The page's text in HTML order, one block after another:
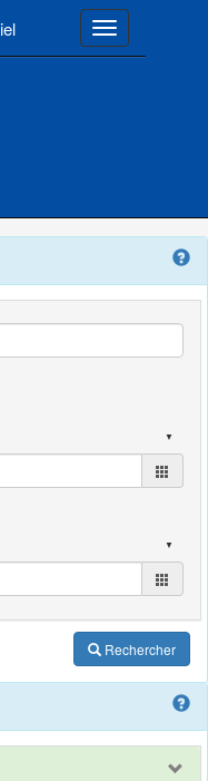
Toggle
Rechercher